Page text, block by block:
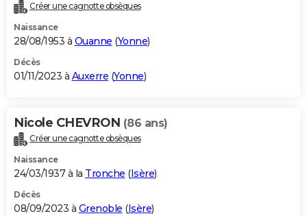
Créer une cagnotte obsèques
Naissance
28/08/1953 à Ouanne (Yonne)
Décès
01/11/2023 à Auxerre (Yonne)
Nicole CHEVRON (86 ans)
Créer une cagnotte obsèques
Naissance
24/03/1937 à la Tronche (Isère)
Décès
08/09/2023 à Grenoble (Isère)